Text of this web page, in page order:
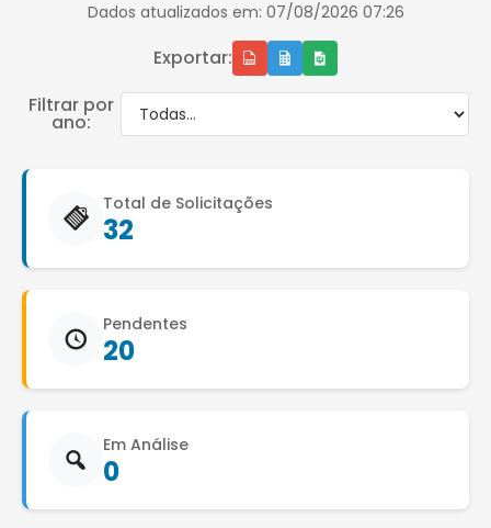
Dados atualizados em: 07/08/2026 07:26
Exportar:
Filtrar por
ano:
Total de Solicitações
32
Pendentes
20
Em Análise
0